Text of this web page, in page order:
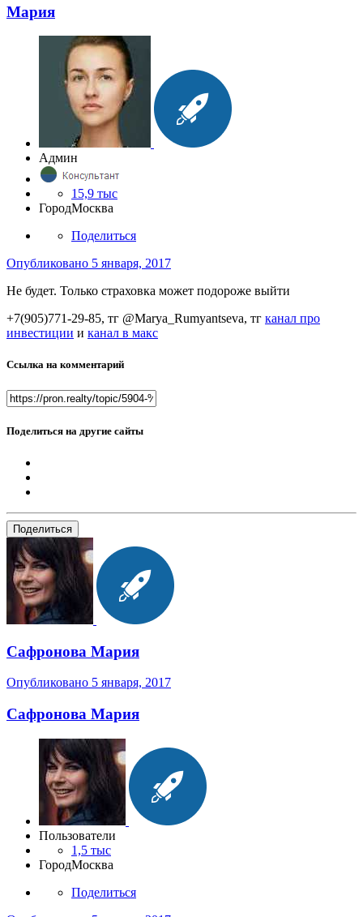
Мария
Админ
15,9 тыс
ГородМосква
Поделиться
Опубликовано 5 января, 2017
Не будет. Только страховка может подороже выйти
+7(905)771-29-85, тг @Marya_Rumyantseva, тг канал про
инвестиции и канал в макс
Ссылка на комментарий
Поделиться на другие сайты
Поделиться
Сафронова Мария
Опубликовано 5 января, 2017
Сафронова Мария
Пользователи
1,5 тыс
ГородМосква
Поделиться